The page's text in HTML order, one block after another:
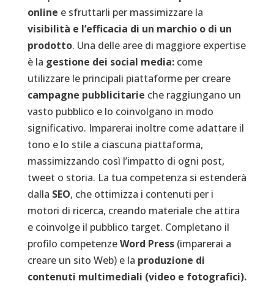
online e sfruttarli per massimizzare la
visibilità e l’efficacia di un marchio o di un
prodotto. Una delle aree di maggiore expertise
è la gestione dei social media: come
utilizzare le principali piattaforme per creare
campagne pubblicitarie che raggiungano un
vasto pubblico e lo coinvolgano in modo
significativo. Imparerai inoltre come adattare il
tono e lo stile a ciascuna piattaforma,
massimizzando così l’impatto di ogni post,
tweet o storia. La tua competenza si estenderà
dalla SEO, che ottimizza i contenuti per i
motori di ricerca, creando materiale che attira
e coinvolge il pubblico target. Completano il
profilo competenzeWord Press(imparerai a
creare un sito Web) e la produzione di
contenuti multimediali (video e fotografici).